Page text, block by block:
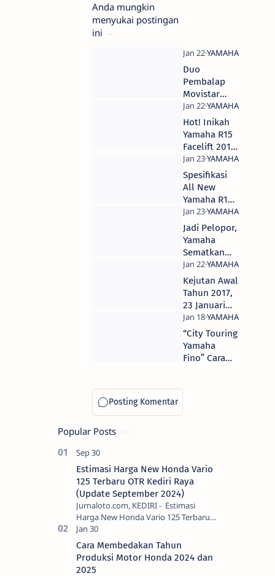
Anda mungkin
menyukai postingan
ini
Duo
Pembalap
Movistar
Yamaha Rilis
R15 Facelift
2017
Hot! Inikah
Yamaha R15
Facelift 2017
Yang Akan
Rilis Besok?
Spesifikasi
All New
Yamaha R15
2017, Power
Tembus
19,04 HP
Jadi Pelopor,
Yamaha
Sematkan
Assist &
Slipper
Clutch Pada
R15 Facelift
2017
Kejutan Awal
Tahun 2017,
23 Januari
Yamaha Rilis
Motor Baru
di Sentul
“City Touring
Yamaha
Fino” Cara
Popular Posts
Estimasi Harga New Honda Vario
125 Terbaru OTR Kediri Raya
(Update September 2024)
Jurnaloto.com, KEDIRI - Estimasi
Harga New Honda Vario 125 Terbaru
OTR Kediri Raya (Update September
2024) Brosis sekalian, PT Astra Honda
Motor (AH…
Cara Membedakan Tahun
Produksi Motor Honda 2024 dan
2025